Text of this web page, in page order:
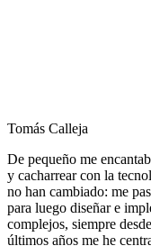
Tomás Calleja
De pequeño me
y cacharrear con la
no han cambiado: me
para luego diseñar e
complejos, siempre
últimos años me he